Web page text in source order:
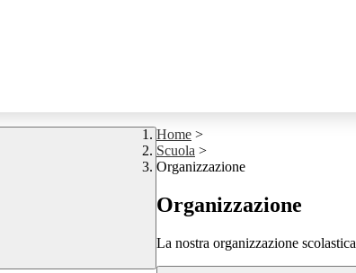
Home >
Scuola >
Organizzazione
Organizzazione
La nostra organizzazione scolastica